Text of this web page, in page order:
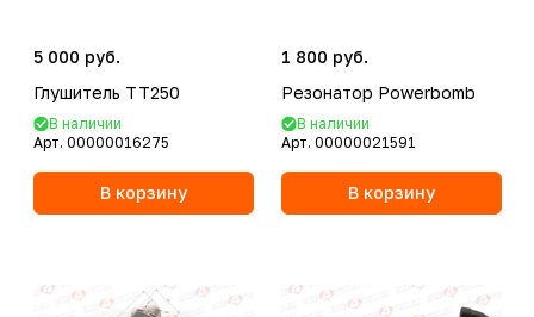
5 000 руб.
Глушитель ТТ250
В наличии
Арт. 00000016275
В корзину
1 800 руб.
Резонатор Powerbomb
В наличии
Арт. 00000021591
В корзину